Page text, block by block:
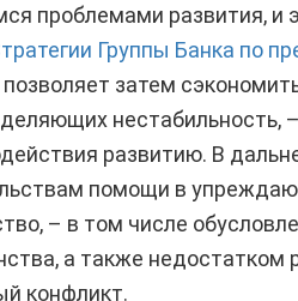
проблемами развития, и
Группы Банка по
затем
нестабильность,
развитию. В
помощи в
– в том числе
а также недостатком
конфликт.